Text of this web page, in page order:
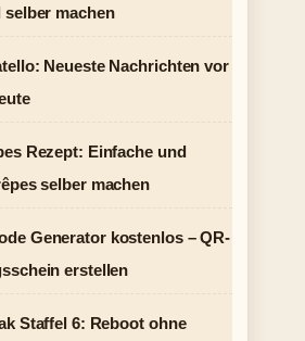
selber machen
Neueste Nachrichten vor
Rezept: Einfache und
selber machen
Generator kostenlos – QR-
erstellen
Staffel 6: Reboot ohne